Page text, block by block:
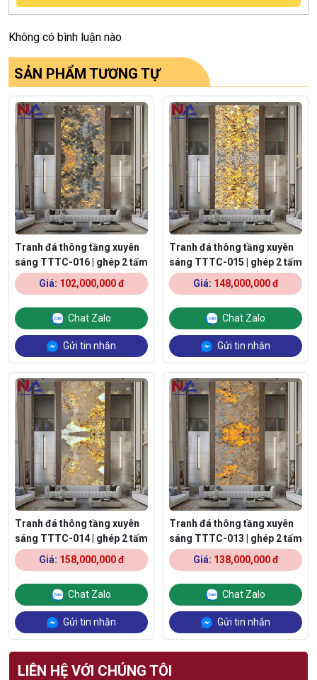
Không có bình luận nào
SẢN PHẨM TƯƠNG TỰ
Tranh đá thông tầng xuyên
sáng TTTC-016 | ghép 2 tấm
Giá: 102,000,000 đ
Chat Zalo
Gửi tin nhắn
Tranh đá thông tầng xuyên
sáng TTTC-015 | ghép 2 tấm
Giá: 148,000,000 đ
Chat Zalo
Gửi tin nhắn
Tranh đá thông tầng xuyên
sáng TTTC-014 | ghép 2 tấm
Giá: 158,000,000 đ
Chat Zalo
Gửi tin nhắn
Tranh đá thông tầng xuyên
sáng TTTC-013 | ghép 2 tấm
Giá: 138,000,000 đ
Chat Zalo
Gửi tin nhắn
LIÊN HỆ VỚI CHÚNG TÔI